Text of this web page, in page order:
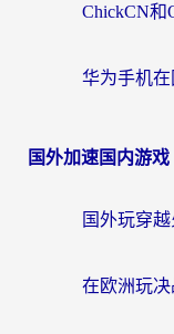
国外加速国内游戏